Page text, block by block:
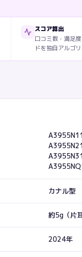
スコア算出
口コミ数・満足
ドを独自アルゴ
カナル型
約5g（片
2024年